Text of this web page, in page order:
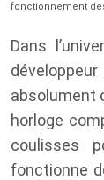
fonctionnement
Dans
absolument
horloge
coulisses
fonctionne